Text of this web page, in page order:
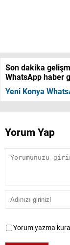
Son dakika
WhatsApp haber
Yeni Konya
Yorum Yap
Yorum yazma